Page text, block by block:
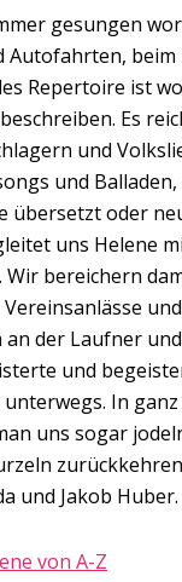
gesungen
Autofahrten,
Repertoire ist
Es
und
und
übersetzt oder
uns Helene
bereichern
an der Laufner
und
In
uns sogar
und Jakob Huber.
von A-Z